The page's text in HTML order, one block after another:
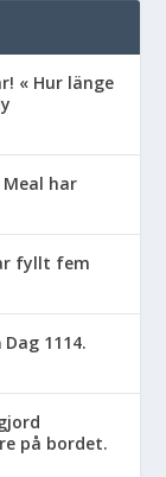
« Hur länge
har
fyllt fem
Dag 1114.
på bordet.